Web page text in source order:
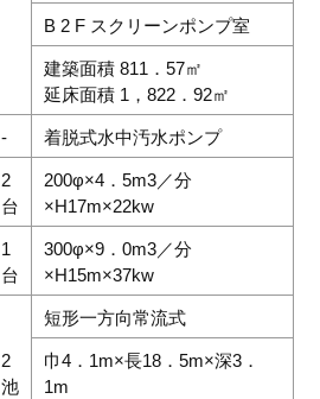
B 2 F スクリーンポンプ室
建築面積 811．57㎡
延床面積 1，822．92㎡
- 着脱式水中汚水ポンプ
2
台
200φ×4．5m3／分
×H17m×22kw
1
台
300φ×9．0m3／分
×H15m×37kw
2
池
短形一方向常流式
巾4．1m×長18．5m×深3．
1m